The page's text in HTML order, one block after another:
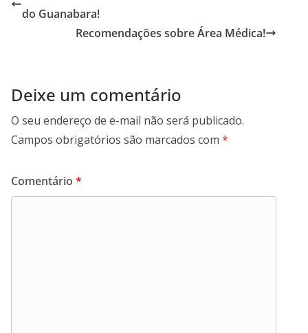
o
do Guanabara!
Recomendações sobre Área Médica!
Deixe um comentário
O seu endereço de e-mail não será publicado.
Campos obrigatórios são marcados com *
Comentário *